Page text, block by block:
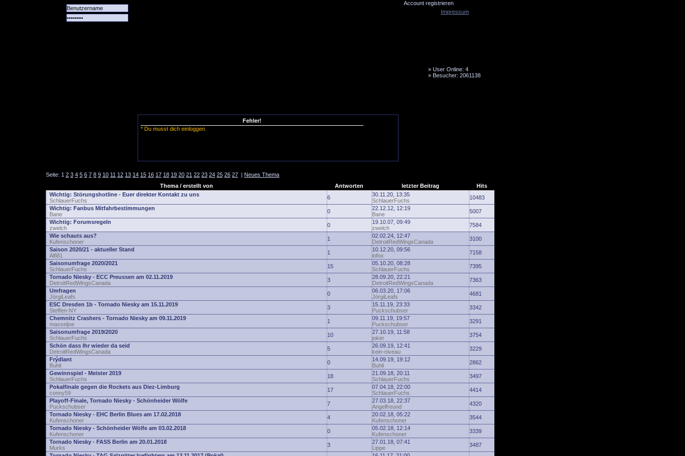
Account registrieren
» User Online: 4
» Besucher: 2061138
Fehler!
* Du musst dich einloggen.
Seite: 1 2 3 4 5 6 7 8 9 10 11 12 13 14 15 16 17 18 19 20 21 22 23 24 25 26 27 | Neues Thema
Thema / erstellt von
Antworten letzter Beitrag
Hits
Wichtig: Störungshotline - Euer direkter Kontakt zu uns
SchlauerFuchs
6
30.11.20, 13:35
SchlauerFuchs
10483
Wichtig: Fanbus Mitfahrbestimmungen
Bane
0
22.12.12, 12:19
Bane
5007
Wichtig: Forumsregeln
zwelch
0
19.10.07, 09:49
zwelch
7584
Wie schauts aus?
Kufenschoner
1
02.02.24, 12:47
DetroitRedWingsCanada
3100
Saison 2020/21 - aktueller Stand
Alfi81
1
10.12.20, 09:56
iofox
7158
Saisonumfrage 2020/2021
SchlauerFuchs
15
05.10.20, 08:28
SchlauerFuchs
7395
Tornado Niesky - ECC Preussen am 02.11.2019
DetroitRedWingsCanada
3
28.09.20, 22:21
DetroitRedWingsCanada
7363
Umfragen
JörgiLeafs
0
06.03.20, 17:06
JörgiLeafs
4681
ESC Dresden 1b - Tornado Niesky am 15.11.2019
Steffen-NY
3
15.11.19, 23:33
Puckschubser
3342
Chemnitz Crashers - Tornado Niesky am 09.11.2019
masseljoe
1
09.11.19, 19:57
Puckschubser
3291
Saisonumfrage 2019/2020
SchlauerFuchs
10
27.10.19, 11:58
joker
3754
Schön dass Ihr wieder da seid
DetroitRedWingsCanada
5
26.09.19, 12:41
kein-niveau
3229
Frýdlant
Buhli
0
14.09.19, 19:12
Buhli
2862
Gewinnspiel - Meister 2019
SchlauerFuchs
18
21.09.18, 20:11
SchlauerFuchs
3497
Pokalfinale gegen die Rockets aus Diez-Limburg
conny59
17
07.04.18, 22:00
SchlauerFuchs
4414
Playoff-Finale, Tornado Niesky - Schönheider Wölfe
Puckschubser
7
27.03.18, 22:37
Angelfreund
4320
Tornado Niesky - EHC Berlin Blues am 17.02.2018
Kufenschoner
4
20.02.18, 05:22
Kufenschoner
3544
Tornado Niesky - Schönheider Wölfe am 03.02.2018
Kufenschoner
0
05.02.18, 12:14
Kufenschoner
3339
Tornado Niesky - FASS Berlin am 20.01.2018
Murks
3
27.01.18, 07:41
Lippe
3487
Impressum